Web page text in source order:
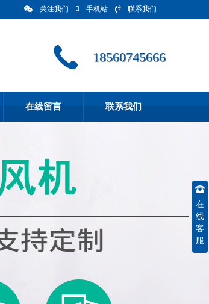
关注我们 手机站 联系我们
18560745666
在线留言 联系我们
在
线
客
服